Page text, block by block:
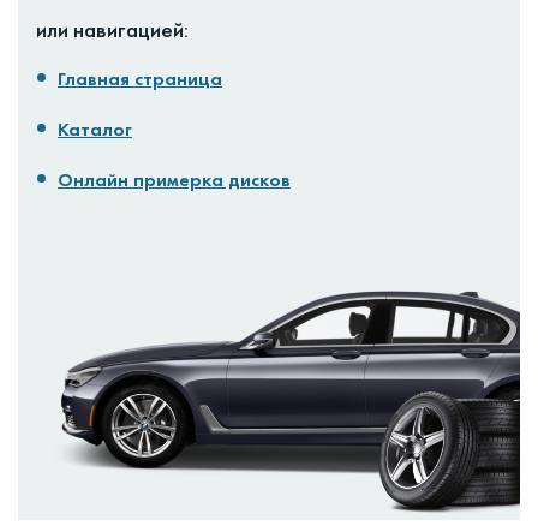
или навигацией:
Главная страница
Каталог
Онлайн примерка дисков